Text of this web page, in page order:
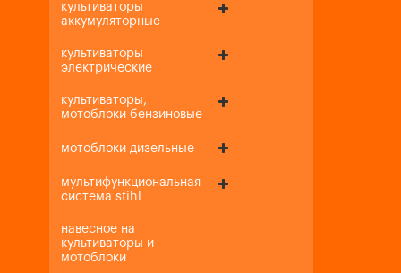
культиваторы
аккумуляторные
культиваторы
электрические
культиваторы,
мотоблоки бензиновые
мотоблоки дизельные
мультифункциональная
система stihl
навесное на
культиваторы и
мотоблоки